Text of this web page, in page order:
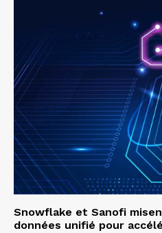
Snowflake et Sanofi
données unifié pour